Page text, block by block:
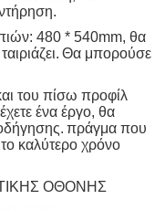
480 * 540mm, θα
Θα μπορούσε
του πίσω προφίλ
ένα έργο, θα
πράγμα που
το καλύτερο χρόνο
ΟΘΟΝΗΣ